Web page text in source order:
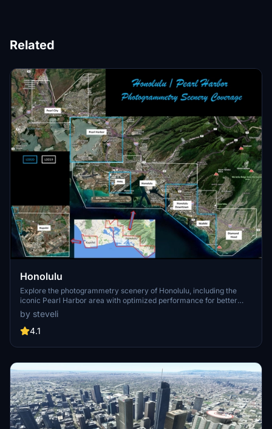
Related
Honolulu
Explore the photogrammetry scenery of Honolulu, including the
iconic Pearl Harbor area with optimized performance for better
FPS. Discover Waikiki, Honolulu downtown, and more with this
detailed addon. Enhance your experience by adding free mods for
carriers, battleships, and military airplanes in Pearl Harbor and
enjoy this mod.
by steveli
4.1